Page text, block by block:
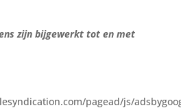
zijn bijgewerkt tot en met
pagead/js/